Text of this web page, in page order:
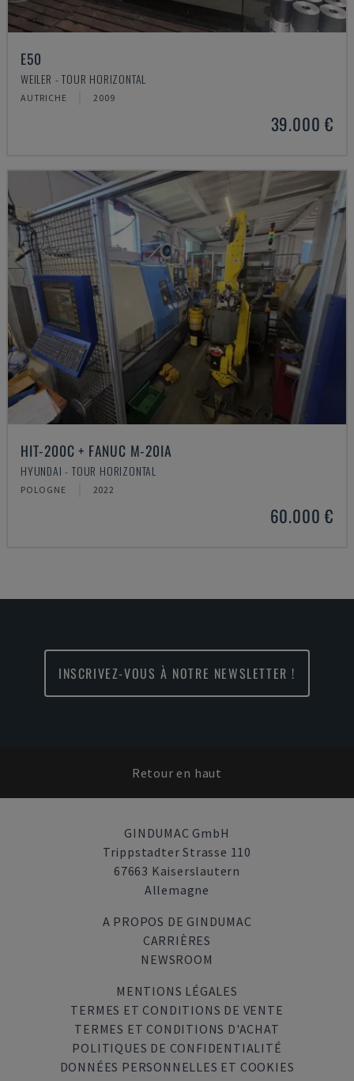
E50
WEILER - TOUR HORIZONTAL
AUTRICHE 2009
39.000 €
HIT-200C + FANUC M-20IA
HYUNDAI - TOUR HORIZONTAL
POLOGNE 2022
60.000 €
INSCRIVEZ-VOUS À NOTRE NEWSLETTER !
Retour en haut
GINDUMAC GmbH
Trippstadter Strasse 110
67663 Kaiserslautern
Allemagne
A PROPOS DE GINDUMAC
CARRIÈRES
NEWSROOM
MENTIONS LÉGALES
TERMES ET CONDITIONS DE VENTE
TERMES ET CONDITIONS D'ACHAT
POLITIQUES DE CONFIDENTIALITÉ
DONNÉES PERSONNELLES ET COOKIES